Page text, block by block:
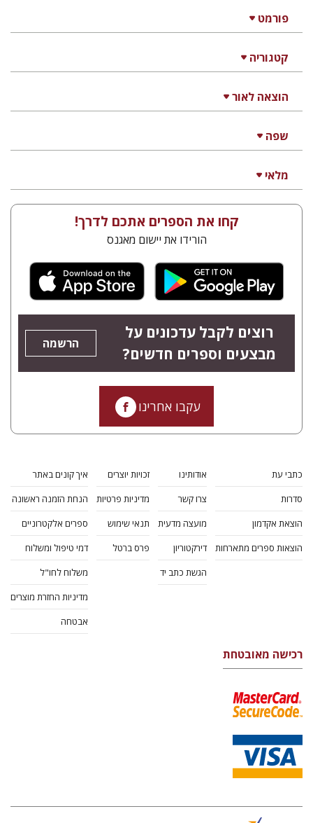
פורמט
קטגוריה
הוצאה לאור
שפה
מלאי
קחו את הספרים אתכם לדרך!
הורידו את יישום מאגנס
רוצים לקבל עדכונים על
מבצעים וספרים חדשים?
הרשמה
עקבו אחרינו
כתבי עת
סדרות
הוצאת אקדמון
הוצאות ספרים מתארחות
אודותינו
צרו קשר
מועצה מדעית
דירקטוריון
הגשת כתב יד
זכויות יוצרים
מדיניות פרטיות
תנאי שימוש
פרס ברטל
איך קונים באתר
הנחת הזמנה ראשונה
ספרים אלקטרוניים
דמי טיפול ומשלוח
משלוח לחו"ל
מדיניות החזרת מוצרים
אבטחה
רכישה מאובטחת